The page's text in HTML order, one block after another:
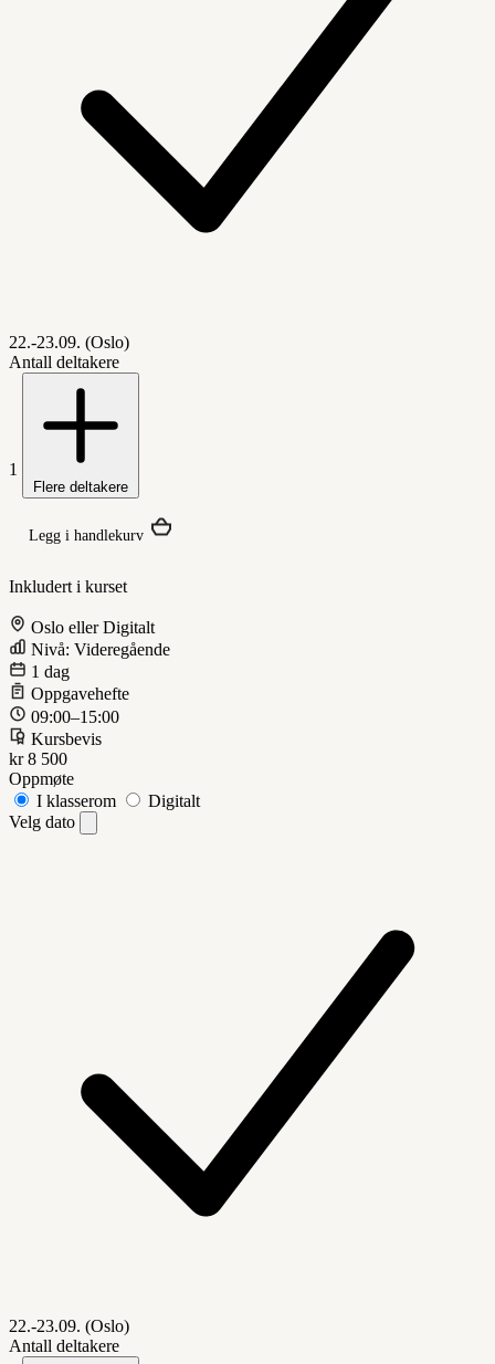
22.-23.09. (Oslo)
Antall deltakere
1
Flere deltakere
Legg i handlekurv
Inkludert i kurset
Oslo eller Digitalt
Nivå: Videregående
1 dag
Oppgavehefte
09:00–15:00
Kursbevis
kr 8 500
Oppmøte
I klasserom
Digitalt
Velg dato
22.-23.09. (Oslo)
Antall deltakere